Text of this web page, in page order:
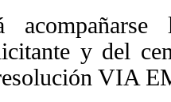
y del
VIA